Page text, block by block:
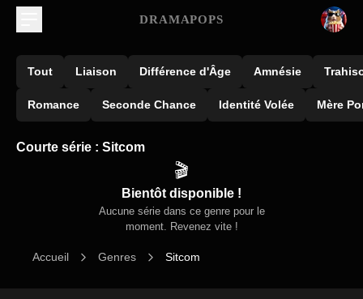
DRAMAPOPS
Tout Liaison Différence d'Âge Amnésie
Romance Seconde Chance Identité Volée Mère
Courte série : Sitcom
🎬
Bientôt disponible !
Aucune série dans ce genre pour le
moment. Revenez vite !
Accueil Genres Sitcom